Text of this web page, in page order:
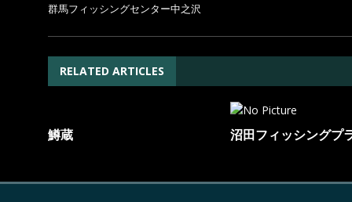
群馬フィッシングセンター中之沢
RELATED ARTICLES
鱒蔵 沼田フィッシングプ